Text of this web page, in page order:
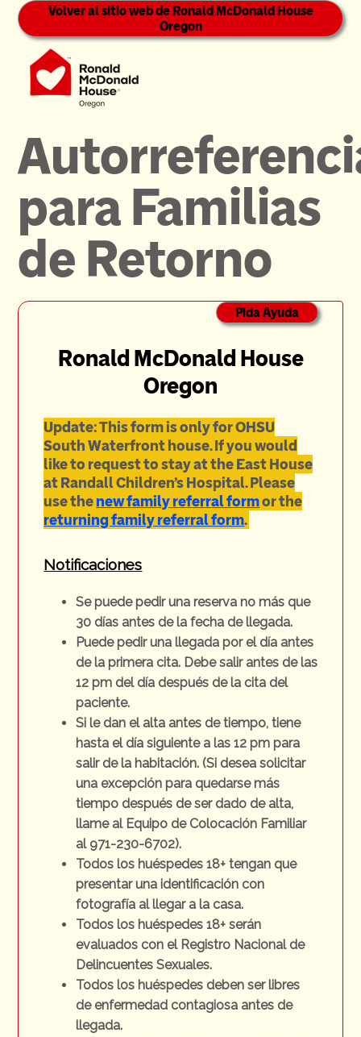
Volver al sitio web de Ronald McDonald House
Oregon
para Familias
de Retorno
Pida Ayuda
Ronald McDonald House
Oregon
Update: This form is only for OHSU
South Waterfront house. If you would
like to request to stay at the East House
at Randall Children's Hospital. Please
use thenew family referral formor the
returning family referral form.
Notificaciones
Se puede pedir una reserva no más que
30 días antes de la fecha de llegada.
Puede pedir una llegada por el día antes
de la primera cita. Debe salir antes de las
12 pm del día después de la cita del
paciente.
Si le dan el alta antes de tiempo, tiene
hasta el día siguiente a las 12 pm para
salir de la habitación. (Si desea solicitar
una excepción para quedarse más
tiempo después de ser dado de alta,
llame al Equipo de Colocación Familiar
al 971-230-6702).
Todos los huéspedes 18+ tengan que
presentar una identificación con
fotografía al llegar a la casa.
Todos los huéspedes 18+ serán
evaluados con el Registro Nacional de
Delincuentes Sexuales.
Todos los huéspedes deben ser libres
de enfermedad contagiosa antes de
llegada.